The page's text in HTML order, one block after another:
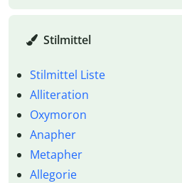
Stilmittel
Stilmittel Liste
Alliteration
Oxymoron
Anapher
Metapher
Allegorie